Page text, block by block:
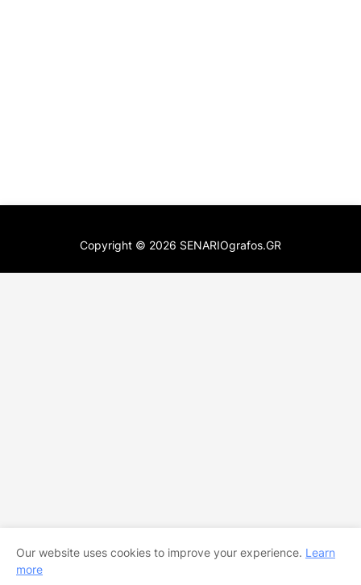
Copyright © 2026 SENARIOgrafos.GR
Our website uses cookies to improve your experience. Learn
more